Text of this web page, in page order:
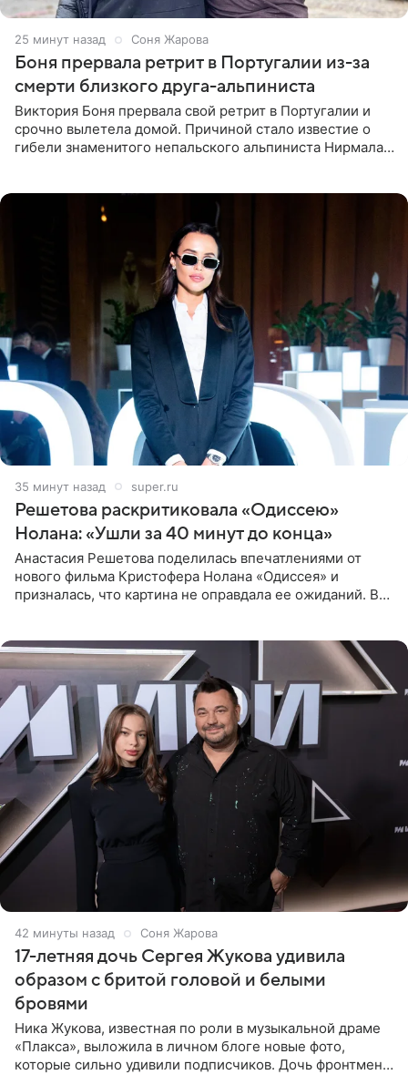
25 минут назад Соня Жарова
Боня прервала ретрит в Португалии из-за
смерти близкого друга-альпиниста
Виктория Боня прервала свой ретрит в Португалии и
срочно вылетела домой. Причиной стало известие о
гибели знаменитого непальского альпиниста Нирмала
35 минут назад super.ru
Решетова раскритиковала «Одиссею»
Нолана: «Ушли за 40 минут до конца»
Анастасия Решетова поделилась впечатлениями от
нового фильма Кристофера Нолана «Одиссея» и
призналась, что картина не оправдала ее ожиданий. В
42 минуты назад Соня Жарова
17-летняя дочь Сергея Жукова удивила
образом с бритой головой и белыми
бровями
Ника Жукова, известная по роли в музыкальной драме
«Плакса», выложила в личном блоге новые фото,
которые сильно удивили подписчиков. Дочь фронтмена